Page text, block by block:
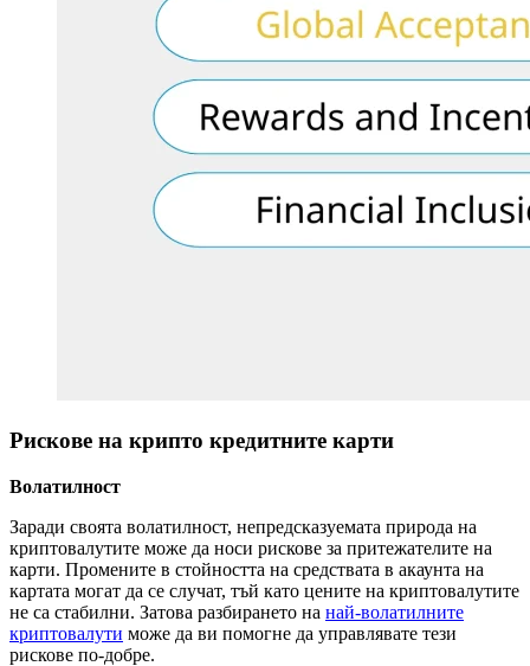
Рискове на крипто кредитните карти
Волатилност
Заради своята волатилност, непредсказуемата природа на
криптовалутите може да носи рискове за притежателите на
карти. Промените в стойността на средствата в акаунта на
картата могат да се случат, тъй като цените на криптовалутите
не са стабилни. Затова разбирането на най-волатилните
криптовалути може да ви помогне да управлявате тези
рискове по-добре.